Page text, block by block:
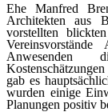
Ehe Manfred
Architekten aus
vorstellten
Anwesenden
gab es
wurden einige
Planungen positiv